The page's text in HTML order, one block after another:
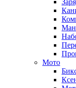
Мото